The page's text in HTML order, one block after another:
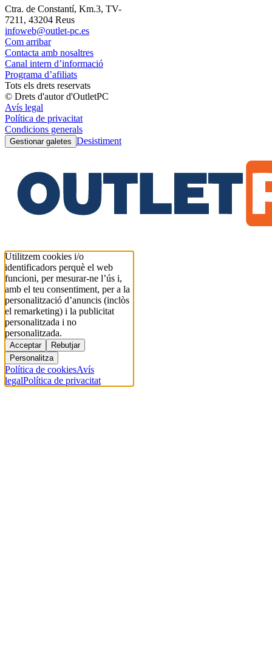
Ctra. de Constantí, Km.3, TV-
7211, 43204 Reus
infoweb@outlet-pc.es
Com arribar
Contacta amb nosaltres
Canal intern d’informació
Programa d’afiliats
Tots els drets reservats
© Drets d'autor d'OutletPC
Avís legal
Política de privacitat
Condicions generals
Gestionar galetes Desistiment
Utilitzem cookies i/o
identificadors perquè el web
funcioni, per mesurar-ne l’ús i,
amb el teu consentiment, per a la
personalització d’anuncis (inclòs
el remarketing) i la publicitat
personalitzada i no
personalitzada.
Acceptar
Rebutjar
Personalitza
Política de cookiesAvís
legalPolítica de privacitat